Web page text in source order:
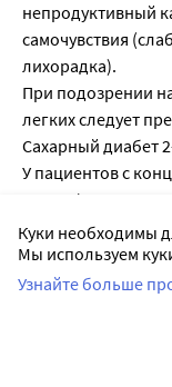
непродуктивный
самочувствия
лихорадка).
При подозрении
легких следует
Сахарный диабет
У пациентов с
ммоль/л терапия
с повышенным
типа.
ВЛИЯНИЕ НА
Не проводилось
препарата
Куки необходимы
Мы используем
Узнайте больше